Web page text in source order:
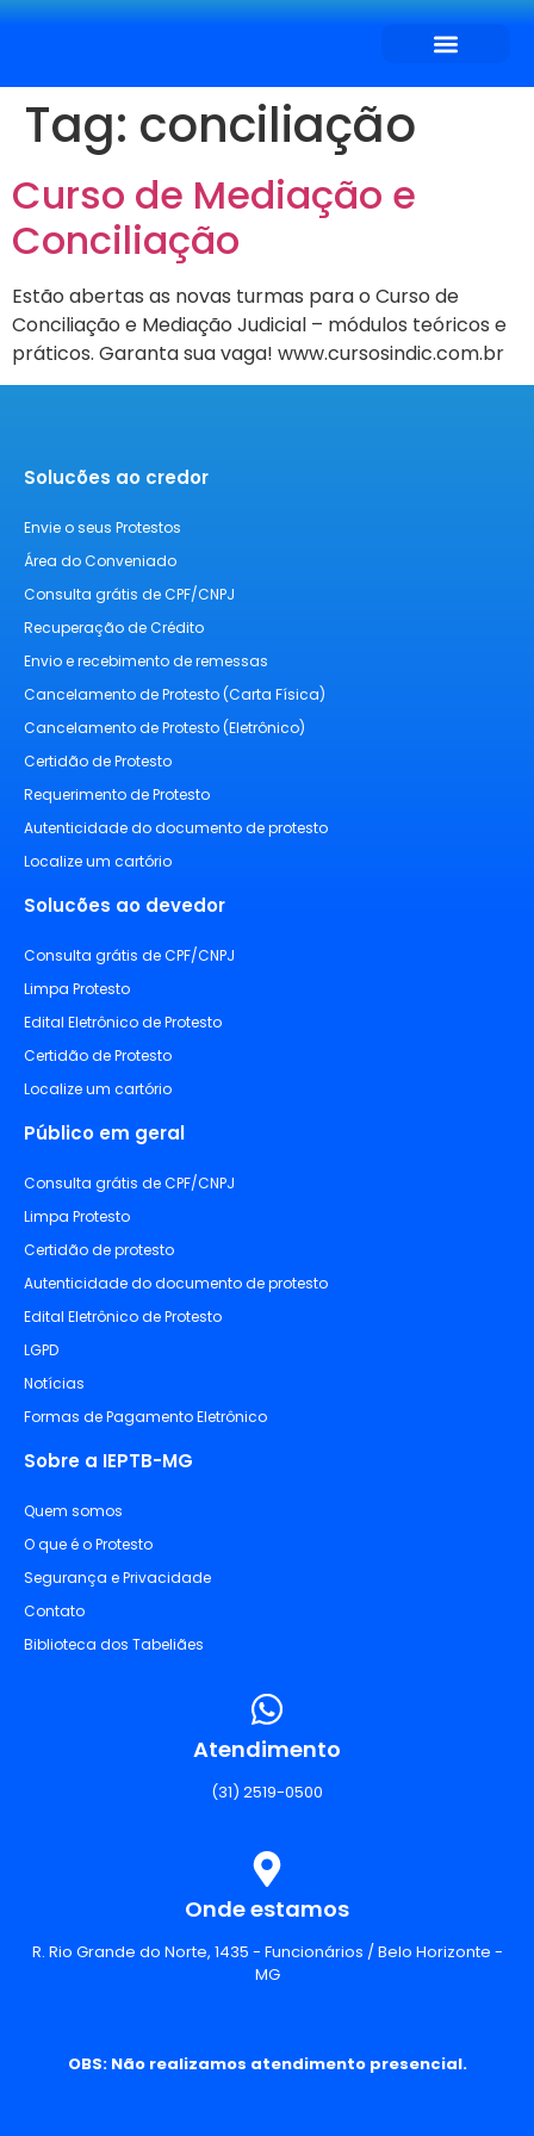
Tag: conciliação
Curso de Mediação e
Conciliação
Estão abertas as novas turmas para o Curso de
Conciliação e Mediação Judicial – módulos teóricos e
práticos. Garanta sua vaga! www.cursosindic.com.br
Solucões ao credor
Envie o seus Protestos
Área do Conveniado
Consulta grátis de CPF/CNPJ
Recuperação de Crédito
Envio e recebimento de remessas
Cancelamento de Protesto (Carta Física)
Cancelamento de Protesto (Eletrônico)
Certidão de Protesto
Requerimento de Protesto
Autenticidade do documento de protesto
Localize um cartório
Solucões ao devedor
Consulta grátis de CPF/CNPJ
Limpa Protesto
Edital Eletrônico de Protesto
Certidão de Protesto
Localize um cartório
Público em geral
Consulta grátis de CPF/CNPJ
Limpa Protesto
Certidão de protesto
Autenticidade do documento de protesto
Edital Eletrônico de Protesto
LGPD
Notícias
Formas de Pagamento Eletrônico
Sobre a IEPTB-MG
Quem somos
O que é o Protesto
Segurança e Privacidade
Contato
Biblioteca dos Tabeliães
Atendimento
(31) 2519-0500
Onde estamos
R. Rio Grande do Norte, 1435 - Funcionários / Belo Horizonte -
MG
OBS: Não realizamos atendimento presencial.